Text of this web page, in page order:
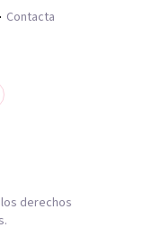
Contacta
derechos
.